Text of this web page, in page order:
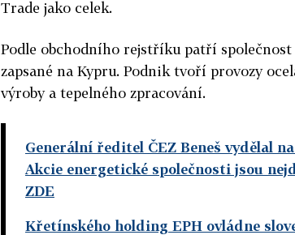
Trade jako celek.
Podle obchodního rejstříku patří
zapsané na Kypru. Podnik tvoří provozy
výroby a tepelného zpracování.
Generální ředitel ČEZ Beneš vydělal
Akcie energetické společnosti jsou
ZDE
Křetínského holding EPH ovládne